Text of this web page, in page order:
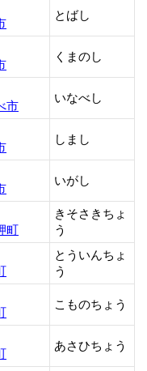
とばし
くまのし
市
いなべし
しまし
いがし
町
きそさきちょ
う
とういんちょ
う
こものちょう
あさひちょう